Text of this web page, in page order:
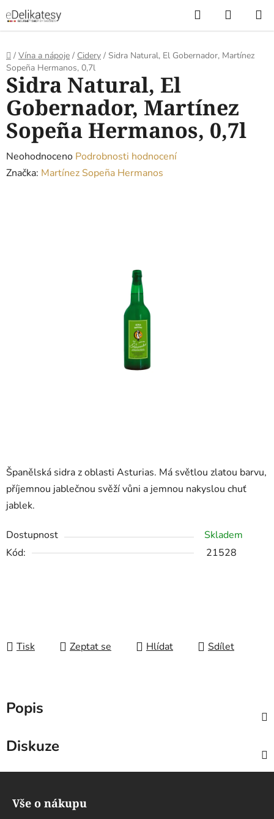
na
obsah
Hledat
KOŠÍK
Domů
/ Vína a nápoje / Cidery / Sidra Natural, El Gobernador, Martínez
Sopeña Hermanos, 0,7l
Španělská sidra z oblasti Asturias. Má světlou zlatou barvu,
příjemnou jablečnou svěží vůni a jemnou nakyslou chuť
jablek.
Dostupnost
Skladem
Kód:
21528
Tisk Zeptat se Hlídat Sdílet
Sidra Natural, El
Gobernador, Martínez
Sopeña Hermanos, 0,7l
Průměrné
hodnocení
Neohodnoceno Podrobnosti hodnocení
Značka: Martínez Sopeña Hermanos
Popis
Diskuze
Vše o nákupu